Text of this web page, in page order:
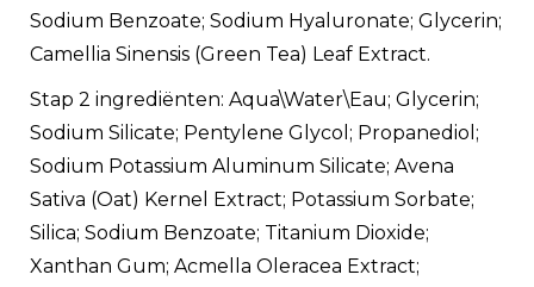
Sodium Benzoate; Sodium Hyaluronate; Glycerin;
Camellia Sinensis (Green Tea) Leaf Extract.
Stap 2 ingrediënten: Aqua\Water\Eau; Glycerin;
Sodium Silicate; Pentylene Glycol; Propanediol;
Sodium Potassium Aluminum Silicate; Avena
Sativa (Oat) Kernel Extract; Potassium Sorbate;
Silica; Sodium Benzoate; Titanium Dioxide;
Xanthan Gum; Acmella Oleracea Extract;